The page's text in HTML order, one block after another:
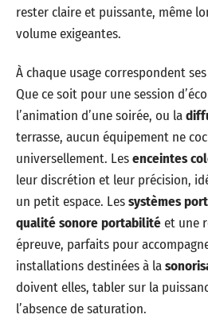
rester claire et puissante, même
volume exigeantes.
À chaque usage correspondent
Que ce soit pour une session
l’animation d’une soirée, ou la
terrasse, aucun équipement ne
universellement. Lesenceintes
leur discrétion et leur précision,
un petit espace. Lessystèmes
qualité sonore portabilitéet une
épreuve, parfaits pour
installations destinées à la
doivent elles, tabler sur la
l’absence de saturation.